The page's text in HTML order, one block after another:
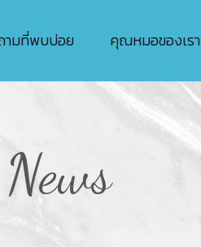
ามที่พบบ่อย คุณหมอของเรา